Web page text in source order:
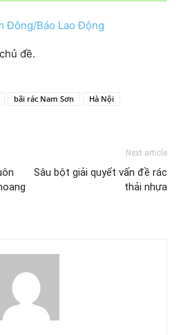
Đông/Báo Lao Động
đề.
bãi rác Nam Sơn
Hà Nội
Next article
Sâu bột giải quyết vấn đề rác
thải nhựa